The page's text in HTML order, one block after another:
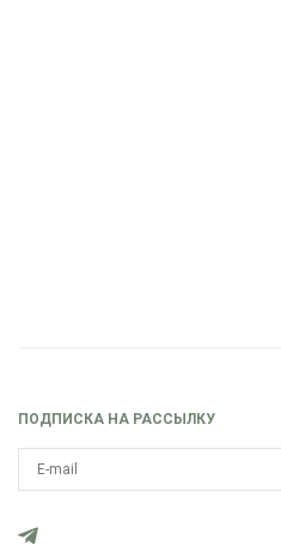
ПОДПИСКА НА РАССЫЛКУ